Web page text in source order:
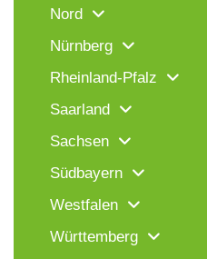
Nord
Nürnberg
Rheinland-Pfalz
Saarland
Sachsen
Südbayern
Westfalen
Württemberg